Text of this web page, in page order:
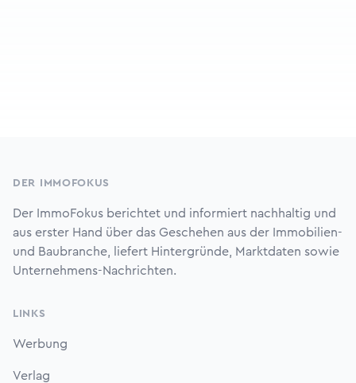
DER IMMOFOKUS
Der ImmoFokus berichtet und informiert nachhaltig und
aus erster Hand über das Geschehen aus der Immobilien-
und Baubranche, liefert Hintergründe, Marktdaten sowie
Unternehmens-Nachrichten.
LINKS
Werbung
Verlag